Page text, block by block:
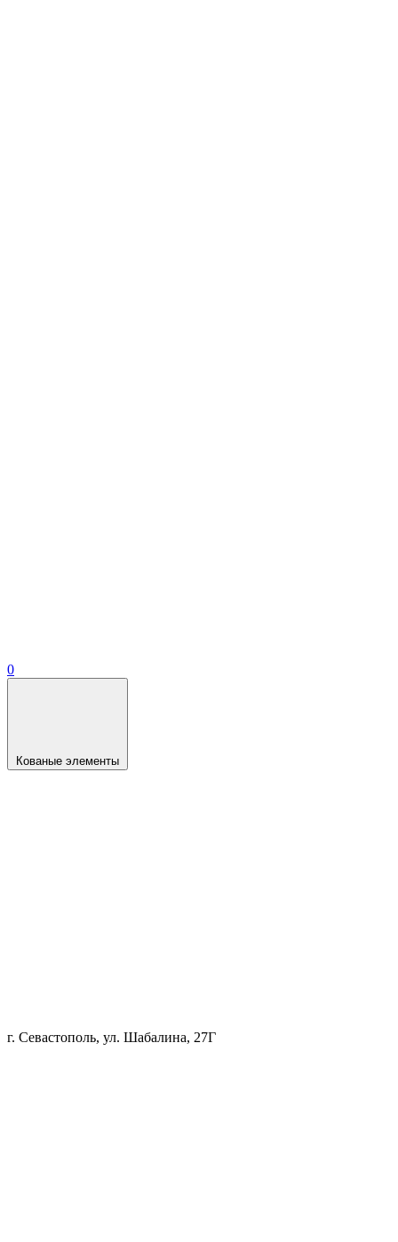
0
Кованые элементы
г. Севастополь, ул. Шабалина, 27Г